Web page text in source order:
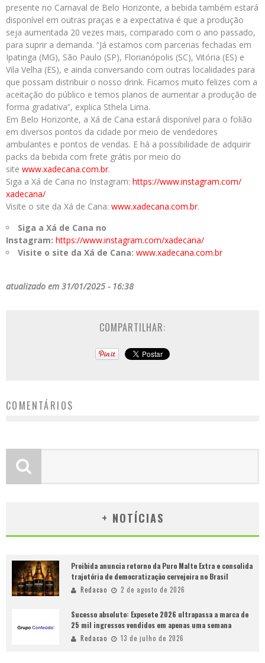
presente no Carnaval de Belo Horizonte, a bebida também estará
disponível em outras praças e a expectativa é que a produção
seja aumentada 20 vezes mais, comparado com o ano passado,
para suprir a demanda. “Já estamos com parcerias fechadas em
Ipatinga (MG), São Paulo (SP), Florianópolis (SC), Vitória (ES) e
Vila Velha (ES), e ainda conversando com outras localidades para
que possam distribuir o nosso drink. Ficamos muito felizes com a
aceitação do público e temos planos de aumentar a produção de
forma gradativa”, explica Sthela Lima.
Em Belo Horizonte, a Xá de Cana estará disponível para o folião
em diversos pontos da cidade por meio de vendedores
ambulantes e pontos de vendas. E há a possibilidade de adquirir
packs da bebida com frete grátis por meio do
site www.xadecana.com.br.
Siga a Xá de Cana no Instagram: https://www.instagram.com/
xadecana/
Visite o site da Xá de Cana: www.xadecana.com.br.
Siga a Xá de Cana no
Instagram: https://www.instagram.com/xadecana/
Visite o site da Xá de Cana: www.xadecana.com.br
atualizado em 31/01/2025 - 16:38
COMPARTILHAR:
COMENTÁRIOS
+ NOTÍCIAS
Proibida anuncia retorno da Puro Malte Extra e consolida
trajetória de democratização cervejeira no Brasil
Redacao 2 de agosto de 2026
Sucesso absoluto: Exposete 2026 ultrapassa a marca de
25 mil ingressos vendidos em apenas uma semana
Redacao 13 de julho de 2026